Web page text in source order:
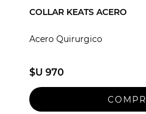
COLLAR KEATS ACERO
Acero Quirurgico
$U 970